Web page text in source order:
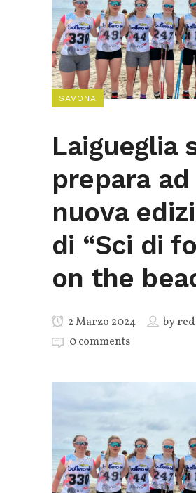
SAVONA
Laigueglia
prepara ad
nuova
di “Sci di
on the
2 Marzo 2024 by
0 comments